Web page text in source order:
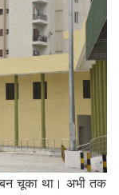
चूका था। अभी तक